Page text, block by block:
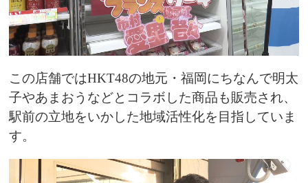
この店舗ではHKT48の地元・福岡にちなんで明太
子やあまおうなどとコラボした商品も販売され、
駅前の立地をいかした地域活性化を目指していま
す。